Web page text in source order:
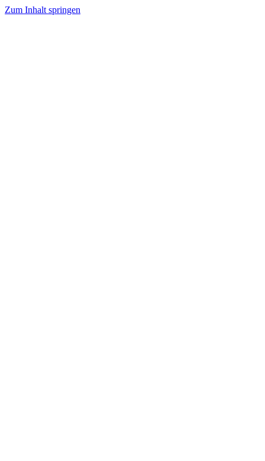
Zum Inhalt springen